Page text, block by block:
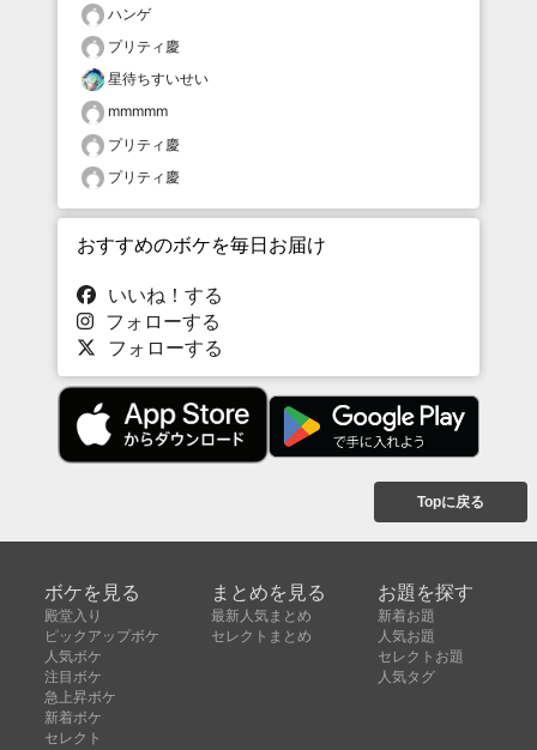
ハンゲ
プリティ慶
星待ちすいせい
mmmmm
プリティ慶
プリティ慶
おすすめのボケを毎日お届け
いいね！する
フォローする
フォローする
Topに戻る
ボケを見る
殿堂入り
ピックアップボケ
人気ボケ
注目ボケ
急上昇ボケ
新着ボケ
セレクト
まとめを見る
最新人気まとめ
セレクトまとめ
お題を探す
新着お題
人気お題
セレクトお題
人気タグ